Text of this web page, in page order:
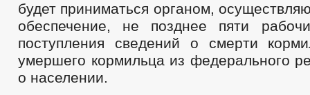
будет приниматься органом,
обеспечение, не позднее пяти
поступления сведений о смерти
умершего кормильца из федерального
о населении.